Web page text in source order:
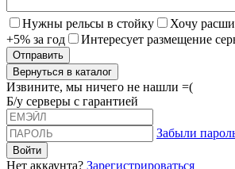
Нужны рельсы в стойку
Хочу
+5% за год
Интересует размещение
Вернуться в каталог
Извините, мы ничего не нашли =(
Б/у серверы с гарантией
Забыли
Нет аккаунта? Зарегистрироваться